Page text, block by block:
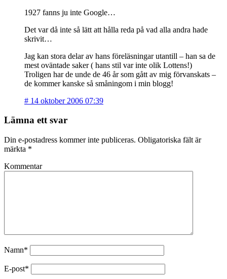
1927 fanns ju inte Google…
Det var då inte så lätt att hålla reda på vad alla andra hade
skrivit…
Jag kan stora delar av hans föreläsningar utantill – han sa de
mest oväntade saker ( hans stil var inte olik Lottens!)
Troligen har de unde de 46 år som gått av mig förvanskats –
de kommer kanske så småningom i min blogg!
# 14 oktober 2006 07:39
Lämna ett svar
Din e-postadress kommer inte publiceras. Obligatoriska fält är
märkta *
Kommentar
Namn*
E-post*